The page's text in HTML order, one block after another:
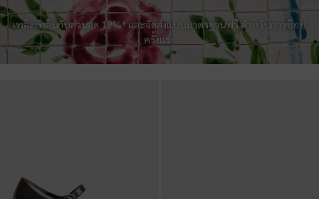
เพลิดเพลินกับส่วนลด 12%* และจัดส่งแบบมาตรฐานฟรี สำหรับการช้อป
ครั้งแรก